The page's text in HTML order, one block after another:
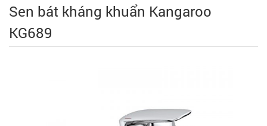
Sen bát kháng khuẩn Kangaroo
KG689